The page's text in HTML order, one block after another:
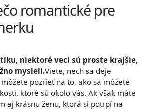
romantické pre
niektoré veci sú proste krajšie,
mysleli.Viete, nech sa deje
pozrieť na to, ako sa môžete
ktoré sú okolo vás. Ak však máte
aj krásnu ženu, ktorá si potrpí na